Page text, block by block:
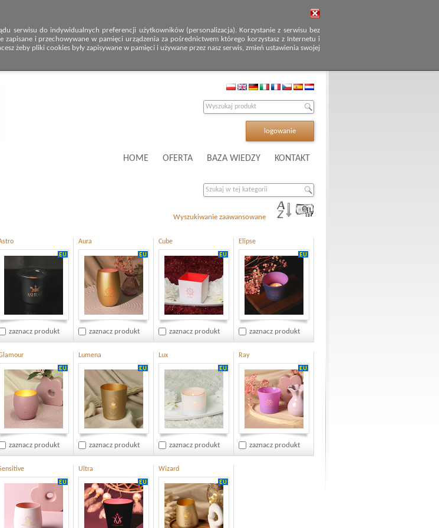
serwisu do indywidualnych preferencji użytkowników (personalizacja). Korzystanie z serwisu bez
zapisane i przechowywane w pamięci urządzenia za pośrednictwem którego korzystasz z Internetu i
żeby pliki cookies były zapisywane w pamięci i używane przez nasz serwis, zmień ustawienia swojej
logowanie
HOME OFERTA BAZA WIEDZY KONTAKT
Wyszukiwanie zaawansowane
zaznacz produkt
Aura
zaznacz produkt
Cube
zaznacz produkt
Elipse
zaznacz produkt
zaznacz produkt
Lumena
zaznacz produkt
Lux
zaznacz produkt
Ray
zaznacz produkt
Ultra Wizard